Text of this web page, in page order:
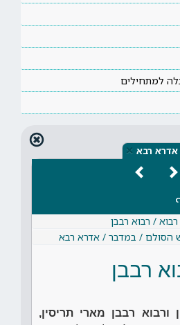
למתחילים
אדרא רבא ×
/ רבוא רבבן
הסולם / במדבר / אדרא רבא
רבבן
ורבוא רבבן מארי תריסין,